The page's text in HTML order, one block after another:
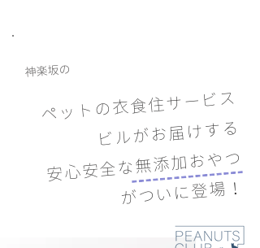
神楽坂の
ペットの衣食住サービス
ビルがお届けする
安心安全な無添加おやつ
がついに登場！